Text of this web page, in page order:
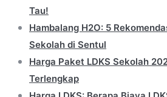
Tau!
Hambalang H2O: 5
Sekolah di Sentul
Harga Paket LDKS Sekolah
Terlengkap